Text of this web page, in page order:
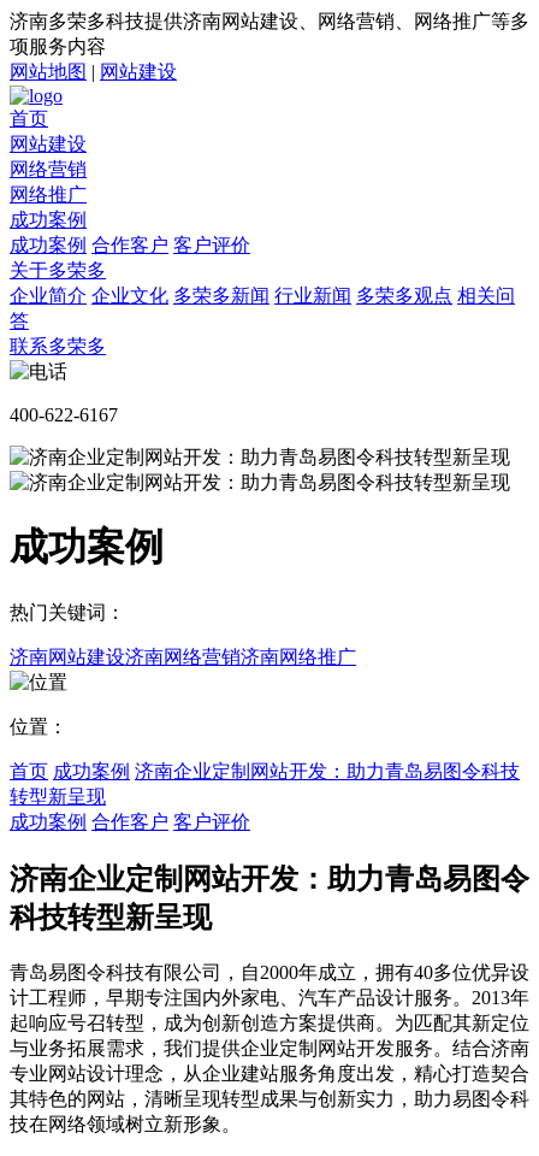
济南多荣多科技提供济南网站建设、网络营销、网络推广等多
项服务内容
网站地图 | 网站建设
首页
网站建设
网络营销
网络推广
成功案例
成功案例 合作客户 客户评价
关于多荣多
企业简介 企业文化 多荣多新闻 行业新闻 多荣多观点 相关问
答
联系多荣多
400-622-6167
成功案例
热门关键词：
济南网站建设济南网络营销济南网络推广
位置：
首页 成功案例 济南企业定制网站开发：助力青岛易图令科技
转型新呈现
成功案例 合作客户 客户评价
济南企业定制网站开发：助力青岛易图令
科技转型新呈现
青岛易图令科技有限公司，自2000年成立，拥有40多位优异设
计工程师，早期专注国内外家电、汽车产品设计服务。2013年
起响应号召转型，成为创新创造方案提供商。为匹配其新定位
与业务拓展需求，我们提供企业定制网站开发服务。结合济南
专业网站设计理念，从企业建站服务角度出发，精心打造契合
其特色的网站，清晰呈现转型成果与创新实力，助力易图令科
技在网络领域树立新形象。